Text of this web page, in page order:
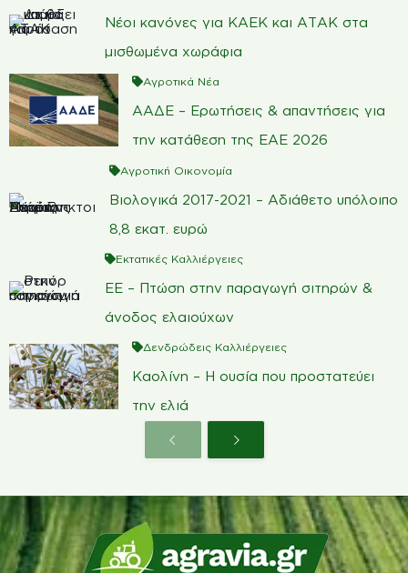
Νέοι κανόνες για ΚΑΕΚ και ΑΤΑΚ στα
μισθωμένα χωράφια
Αγροτικά Νέα
ΑΑΔΕ – Ερωτήσεις & απαντήσεις για
την κατάθεση της ΕΑΕ 2026
Αγροτική Οικονομία
Βιολογικά 2017-2021 – Αδιάθετο υπόλοιπο
8,8 εκατ. ευρώ
Εκτατικές Καλλιέργειες
ΕΕ – Πτώση στην παραγωγή σιτηρών &
άνοδος ελαιούχων
Δενδρώδεις Καλλιέργειες
Καολίνη – Η ουσία που προστατεύει
την ελιά